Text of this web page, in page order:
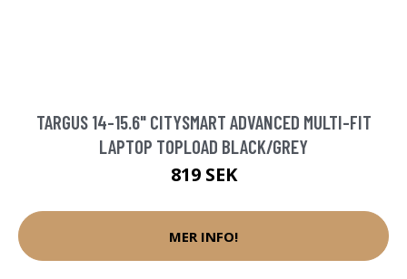
TARGUS 14-15.6" CITYSMART ADVANCED MULTI-FIT
LAPTOP TOPLOAD BLACK/GREY
819 SEK
MER INFO!